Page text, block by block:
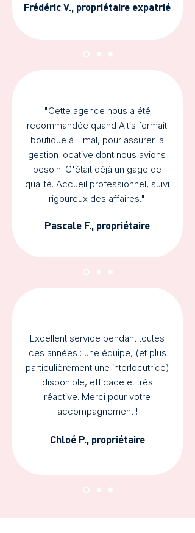
Frédéric V., propriétaire expatrié
"Cette agence nous a été
recommandée quand Altis fermait
boutique à Limal, pour assurer la
gestion locative dont nous avions
besoin. C'était déjà un gage de
qualité. Accueil professionnel, suivi
rigoureux des affaires."
Pascale F., propriétaire
Excellent service pendant toutes
ces années : une équipe, (et plus
particulièrement une interlocutrice)
disponible, efficace et très
réactive. Merci pour votre
accompagnement !
Chloé P., propriétaire